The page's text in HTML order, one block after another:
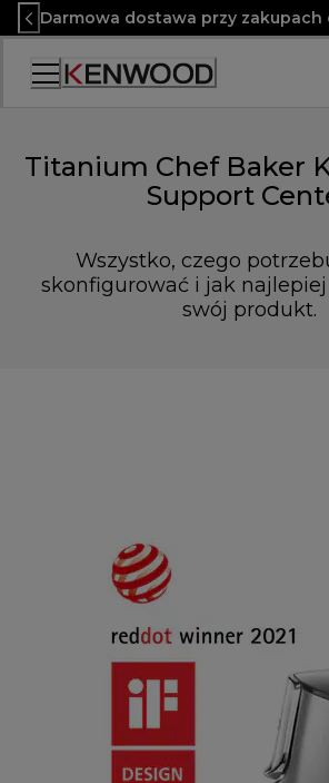
Skip
to
Content
Darmowa dostawa przy zakupach
Titanium Chef Baker
Support
Wszystko, czego
skonfigurować i jak
swój produkt.